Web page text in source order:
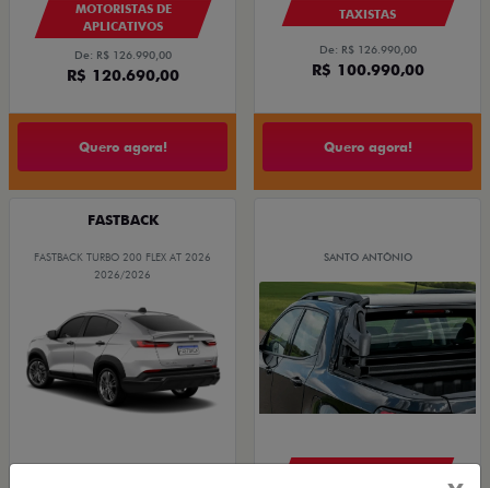
MOTORISTAS DE
APLICATIVOS
De: R$ 126.990,00
R$ 120.690,00
Quero agora!
TAXISTAS
De: R$ 126.990,00
R$ 100.990,00
Quero agora!
FASTBACK
FASTBACK TURBO 200 FLEX AT 2026
2026/2026
SANTO ANTÔNIO